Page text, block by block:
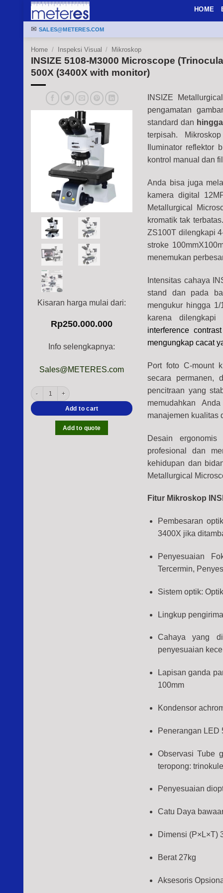
Skip
content
HOME
✉ SALES@METERES.COM
Home / Inspeksi Visual / Mikroskop
INSIZE 5108-M3000 Microscope
500X (3400X with monitor)
Kisaran harga mulai dari:
Rp250.000.000
Info selengkapnya:
Sales@METERES.com
INSIZE 5108-M3000 Microscope (Trinocular Professional Type) Zoom
Add to cart
Add to quote
INSIZE
pengamatan
standard dan
terpisah.
Iluminator reflektor
kontrol manual dan
Anda bisa juga
kamera digital
Metallurgical
kromatik tak
ZS100T dilengkapi
stroke
menemukan
Intensitas cahaya
stand dan pada
mengukur hingga
karena
interference
mengungkap cacat
Port foto C-mount
secara permanen,
pencitraan yang
memudahkan
manajemen kualitas
Desain ergonomis
profesional dan
kehidupan dan
Metallurgical
Fitur Mikroskop
Pembesaran
3400X jika
Penyesuaian
Tercermin,
Sistem optik:
Lingkup
Cahaya yang
penyesuaian
Lapisan ganda
100mm
Kondensor
Penerangan LED
Observasi Tube
teropong:
Penyesuaian
Catu Daya
Dimensi (P×L×T)
Berat 27kg
Aksesoris